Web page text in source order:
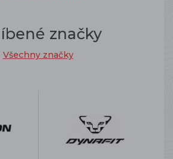
značky
Všechny značky